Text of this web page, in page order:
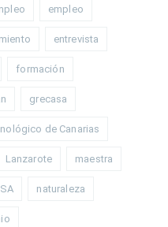
empleo
entrevista
formación
grecasa
de Canarias
Lanzarote maestra
naturaleza